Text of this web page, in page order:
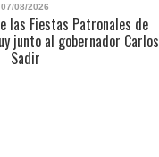
07/08/2026
las Fiestas Patronales de
junto al gobernador Carlos
Sadir